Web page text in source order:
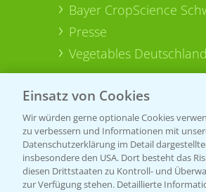
Bayer CropScience
Presse
Vegetables Deutschland
Einsatz von Cookies
Wir würden gerne optionale Cookies
zu verbessern und Informationen mit
Datenschutzerklärung im Detail
insbesondere den USA. Dort besteht das
diesen Drittstaaten zu Kontroll- und
zur Verfügung stehen. Detaillierte